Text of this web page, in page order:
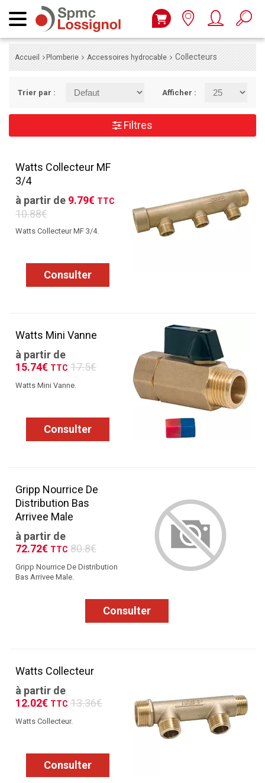
Accueil Plomberie Accessoires hydrocable Collecteurs
Trier par : Afficher :
Filtres
Watts Collecteur MF
3/4
à partir de 9.79€ TTC
10.88€
Watts Collecteur MF 3/4.
Consulter
Watts Mini Vanne
à partir de
15.74€ TTC 17.5€
Watts Mini Vanne.
Consulter
Gripp Nourrice De
Distribution Bas
Arrivee Male
à partir de
72.72€ TTC 80.8€
Gripp Nourrice De Distribution
Bas Arrivee Male.
Consulter
Watts Collecteur
à partir de
12.02€ TTC 13.36€
Watts Collecteur.
Consulter